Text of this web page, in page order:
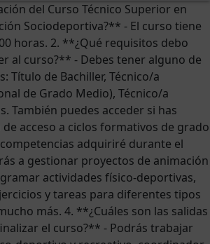
del Curso Técnico Superior en
Sociodeportiva?** - El curso tiene
horas. 2. **¿Qué requisitos debo
al curso?** - Debes tener alguno de
Título de Bachiller, Técnico/a
de Grado Medio), Técnico/a
También puedes acceder si has
acceso a ciclos formativos de grado
adquiriré durante el
a gestionar proyectos de animación
actividades físico-deportivas,
y tareas para diferentes tipos
más. 4. **¿Cuáles son las salidas
el curso?** - Podrás trabajar